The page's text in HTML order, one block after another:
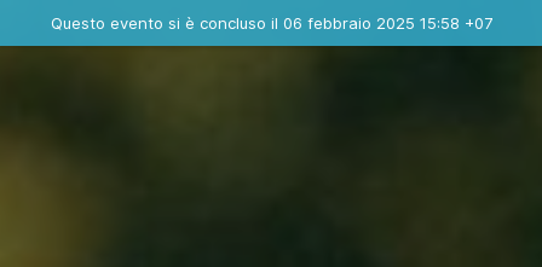
Questo evento si è concluso il 06 febbraio 2025 15:58 +07